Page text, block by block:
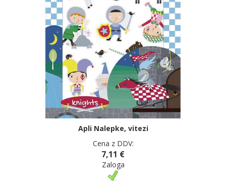
Apli Nalepke, vitezi
Cena z DDV:
7,11 €
Zaloga